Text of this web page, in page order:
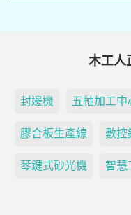
木工人
封邊機 五軸加工中
膠合板生產線 數控
琴鍵式砂光機 智慧